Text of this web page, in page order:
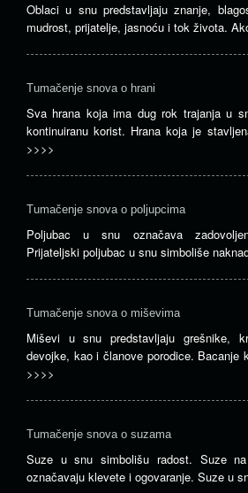
Oblaci u snu predstavljaju znanje,
mudrost, prijatelje, jasnoću i tok života.
Tumačenje snova o hrani
Sva hrana koja ima dug rok trajanja u
kontinuiranu korist. Hrana koja je
>>>>
Tumačenje snova o poljupcima
Poljubac u snu označava
Prijateljski poljubac u snu simboliše
Tumačenje snova o miševima
Miševi u snu predstavljaju grešnike,
devojke, kao i članove porodice.
>>>>
Tumačenje snova o suzama
Suze u snu simbolišu radost. Suze
označavaju klevete i ogovaranje. Suze u